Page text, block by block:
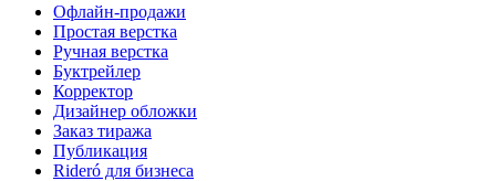
Офлайн-продажи
Простая верстка
Ручная верстка
Буктрейлер
Корректор
Дизайнер обложки
Заказ тиража
Публикация
Rideró для бизнеса